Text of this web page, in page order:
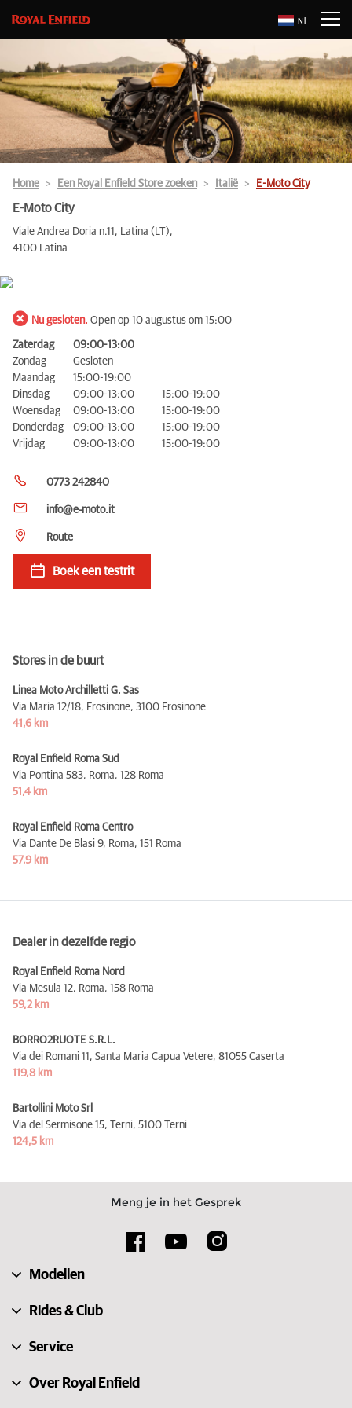
Nl
Home Een Royal Enfield Store zoeken Italië E-Moto City
E-Moto City
Viale Andrea Doria n.11, Latina (LT),
4100 Latina
Nu gesloten. Open op 10 augustus om 15:00
Zaterdag
09:00-13:00
Zondag
Gesloten
Maandag
15:00-19:00
Dinsdag
09:00-13:00
15:00-19:00
Woensdag
09:00-13:00
15:00-19:00
Donderdag
09:00-13:00
15:00-19:00
Vrijdag
09:00-13:00 15:00-19:00
0773 242840
info@e-moto.it
Route
Boek een testrit
Stores in de buurt
Linea Moto Archilletti G. Sas
Via Maria 12/18, Frosinone, 3100 Frosinone
41,6 km
Royal Enfield Roma Sud
Via Pontina 583, Roma, 128 Roma
51,4 km
Royal Enfield Roma Centro
Via Dante De Blasi 9, Roma, 151 Roma
57,9 km
Dealer in dezelfde regio
Royal Enfield Roma Nord
Via Mesula 12, Roma, 158 Roma
59,2 km
BORRO2RUOTE S.R.L.
Via dei Romani 11, Santa Maria Capua Vetere, 81055 Caserta
119,8 km
Bartollini Moto Srl
Via del Sermisone 15, Terni, 5100 Terni
124,5 km
Meng je in het Gesprek
Modellen
Rides & Club
Service
Over Royal Enfield